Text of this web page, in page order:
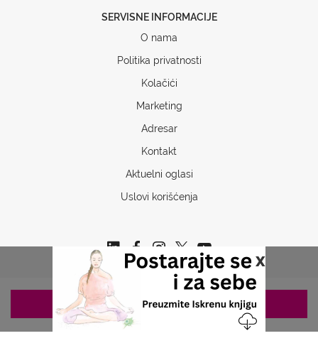
x
SERVISNE INFORMACIJE
O nama
Politika privatnosti
Kolačići
Marketing
Adresar
Kontakt
Aktuelni oglasi
Uslovi korišćenja
Copyrights © 2026 Sva prava www.stetoskop.info
ZAKAZIVANJE 063/687-460